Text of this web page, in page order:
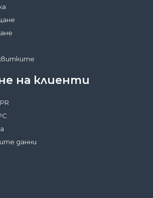
на клиенти
данни